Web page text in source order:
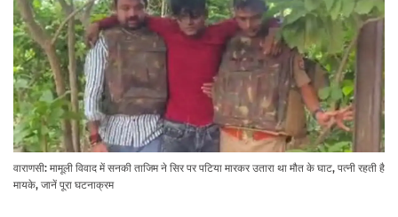
वाराणसी: मामूली विवाद में सनकी ताजिम ने सिर पर पटिया मारकर उतारा था मौत के घाट, पत्नी रहती है
मायके, जानें पूरा घटनाक्रम